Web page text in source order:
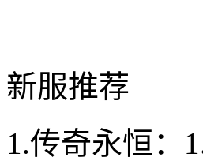
新服推荐
1.传奇永恒：